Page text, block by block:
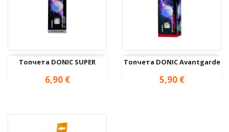
Топчета DONIC SUPER
Цена
6,90 €
Топчета DONIC Avantgarde
Цена
5,90 €